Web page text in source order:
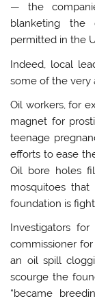
— the
blanketing the
permitted in the
Indeed, local
some of the very
Oil workers, for
magnet for
teenage
efforts to ease
Oil bore holes
mosquitoes
foundation is
Investigators
commissioner for
an oil spill
scourge the
“became